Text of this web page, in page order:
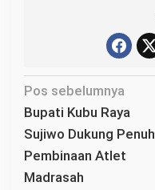
N
a
v
i
g
Pos sebelumnya
Bupati Kubu Raya
Sujiwo Dukung Penuh
Pembinaan Atlet
Madrasah